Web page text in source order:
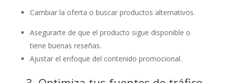
Cambiar la oferta o buscar productos alternativos.
Asegurarte de que el producto sigue disponible o
tiene buenas reseñas.
Ajustar el enfoque del contenido promocional.